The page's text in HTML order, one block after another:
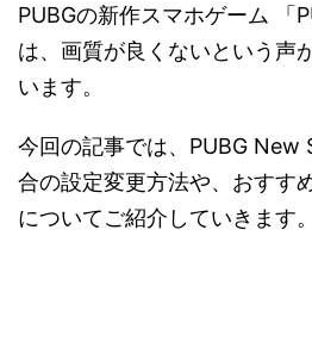
PUBGの新作スマホゲーム 「
は、画質が良くないという声
います。
今回の記事では、PUBG New
合の設定変更方法や、おすす
についてご紹介していきます。